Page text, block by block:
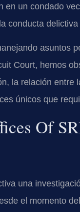
en un condado
conducta
asuntos
Court, hemos
la relación entre
únicos que
Of
una
el momento